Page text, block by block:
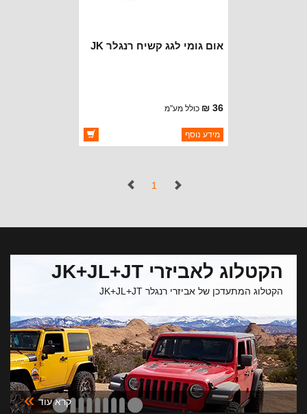
אום גומי לגג קשיח רנגלר JK
36 ₪ כולל מע"מ
ברקוד: 55397093AC
יצרן:CROWN AUTOMOTIVE
מידע נוסף
1 (נוכחי)
הקטלוג לאביזרי JK+JL+JT
הקטלוג המתעדכן של אביזרי רנגלר JK+JL+JT
קרא עוד »